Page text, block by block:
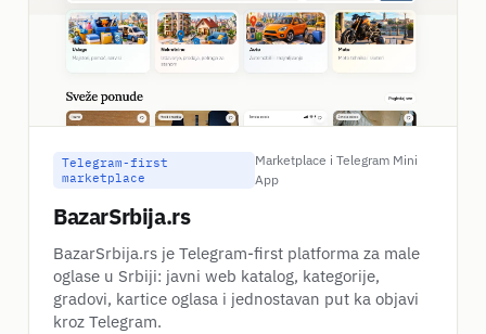
Telegram-first
marketplace
Marketplace i Telegram Mini
App
BazarSrbija.rs
BazarSrbija.rs je Telegram-first platforma za male
oglase u Srbiji: javni web katalog, kategorije,
gradovi, kartice oglasa i jednostavan put ka objavi
kroz Telegram.